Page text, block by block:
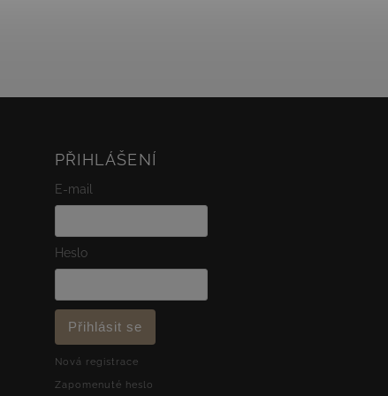
PŘIHLÁŠENÍ
E-mail
Heslo
Přihlásit se
Nová registrace
Zapomenuté heslo